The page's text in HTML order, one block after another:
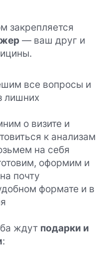
закрепляется
— ваш друг и
все вопросы и
лишних
о визите и
к анализам
на себя
оформим и
почту
формате и в
ждут подарки и
: